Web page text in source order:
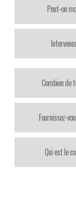
Peut-on
Combien de
Fournissez-
Qui est le